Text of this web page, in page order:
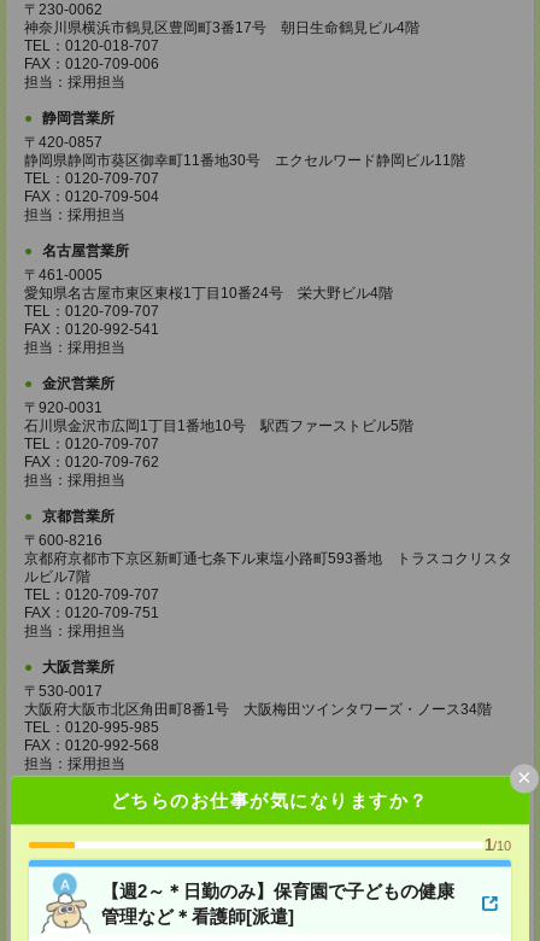
どちらのお仕事が気になりますか？
1/10
【週2～＊日勤のみ】保育園で子どもの健康
管理など＊看護師[派遣]
×
〒230-0062
神奈川県横浜市鶴見区豊岡町3番17号 朝日生命鶴見ビル4階
TEL：0120-018-707
FAX：0120-709-006
担当：採用担当
静岡営業所
〒420-0857
静岡県静岡市葵区御幸町11番地30号 エクセルワード静岡ビル11階
TEL：0120-709-707
FAX：0120-709-504
担当：採用担当
名古屋営業所
〒461-0005
愛知県名古屋市東区東桜1丁目10番24号 栄大野ビル4階
TEL：0120-709-707
FAX：0120-992-541
担当：採用担当
金沢営業所
〒920-0031
石川県金沢市広岡1丁目1番地10号 駅西ファーストビル5階
TEL：0120-709-707
FAX：0120-709-762
担当：採用担当
京都営業所
〒600-8216
京都府京都市下京区新町通七条下ル東塩小路町593番地 トラスコクリスタ
ルビル7階
TEL：0120-709-707
FAX：0120-709-751
担当：採用担当
大阪営業所
〒530-0017
大阪府大阪市北区角田町8番1号 大阪梅田ツインタワーズ・ノース34階
TEL：0120-995-985
FAX：0120-992-568
担当：採用担当
神戸営業所
〒650-0044
兵庫県神戸市中央区東川崎町1丁目3番3号 神戸ハーバーランドセンタービ
ル18階
TEL：0120-995-984
FAX：0120-709-785
担当：採用担当